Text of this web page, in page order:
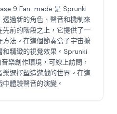
9 Fan-made 是 Sprunki
透過新的角色、聲音和機制來
前的階段之上，它提供了一
法。在這個節奏盒子宇宙擴
和精緻的視覺效果。Sprunki
樂創作環境，可線上訪問，
選擇塑造遊戲的世界。在這
體驗聲音的演變。